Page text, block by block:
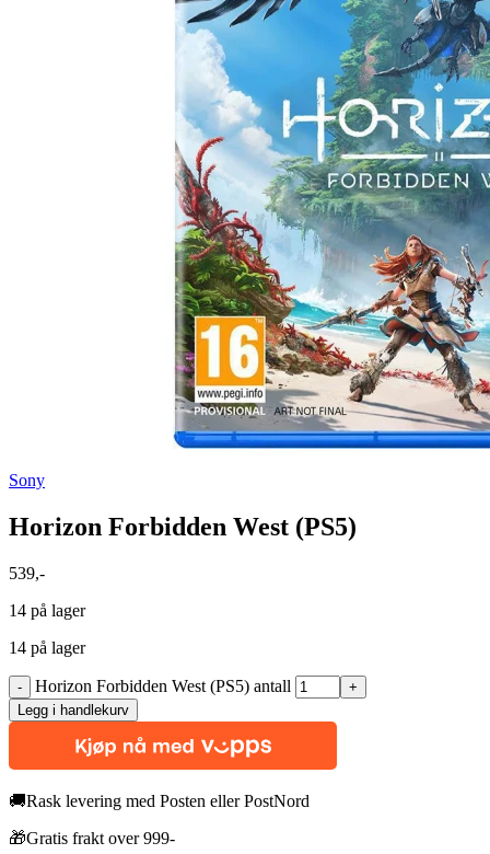
Sony
Horizon Forbidden West (PS5)
539,-
14 på lager
14 på lager
Horizon Forbidden West (PS5) antall
Legg i handlekurv
🚚Rask levering med Posten eller PostNord
🎁Gratis frakt over 999-